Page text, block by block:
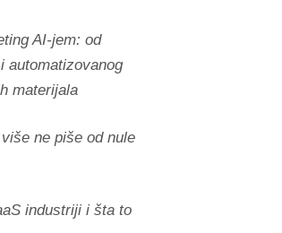
AI-jem: od
automatizovanog
materijala
ne piše od nule
industriji i šta to